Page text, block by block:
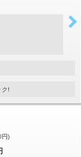
ク!
円)